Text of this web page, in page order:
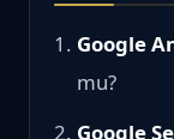
Google
mu?
Google